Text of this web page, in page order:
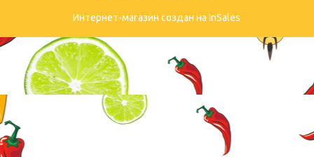
Интернет-магазин создан на InSales